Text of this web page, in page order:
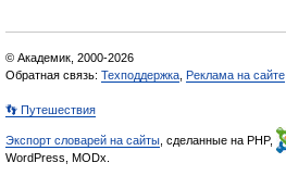
© Академик, 2000-2026
Обратная связь: Техподдержка Реклама на сайте
👣 Путешествия
Экспорт словарей на сайты , сделанные на PHP,
WordPress, MODx.